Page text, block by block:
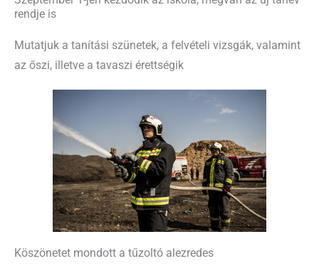
rendje is
Mutatjuk a tanítási szünetek, a felvételi vizsgák, valamint
az őszi, illetve a tavaszi érettségik
Köszönetet mondott a tűzoltó alezredes